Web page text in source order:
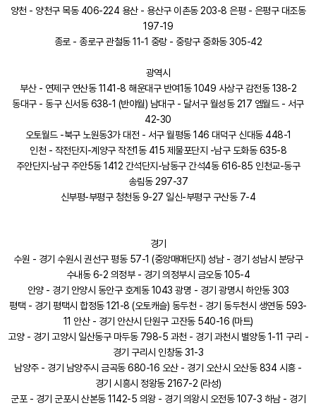
양천 - 양천구 목동 406-224 용산 - 용산구 이촌동 203-8 은평 - 은평구 대조동
197-19
종로 - 종로구 관철동 11-1 중랑 - 중랑구 중화동 305-42
광역시
부산 - 연제구 연산동 1141-8 해운대구 반여1동 1049 사상구 감전동 138-2
동대구 - 동구 신서동 638-1 (반야월) 남대구 - 달서구 월성동 217 엠월드 - 서구
42-30
오토월드 -북구 노원동3가 대전 - 서구 월평동 146 대덕구 신대동 448-1
인천 - 작전단지-계양구 작전1동 415 제물포단지 -남구 도화동 635-8
주안단지-남구 주안5동 1412 간석단지-남동구 간석4동 616-85 인천교-동구
송림동 297-37
신부평-부평구 청천동 9-27 일신-부평구 구산동 7-4
경기
수원 - 경기 수원시 권선구 평동 57-1 (중앙매매단지) 성남 - 경기 성남시 분당구
수내동 6-2 의정부 - 경기 의정부시 금오동 105-4
안양 - 경기 안양시 동안구 호계동 1043 광명 - 경기 광명시 하안동 303
평택 - 경기 평택시 합정동 121-8 (오토캐슬) 동두천 - 경기 동두천시 생연동 593-
11 안산 - 경기 안산시 단원구 고잔동 540-16 (마트)
고양 - 경기 고양시 일산동구 마두동 798-5 과천 - 경기 과천시 별양동 1-11 구리 -
경기 구리시 인창동 31-3
남양주 - 경기 남양주시 금곡동 680-16 오산 - 경기 오산시 오산동 834 시흥 -
경기 시흥시 정왕동 2167-2 (라성)
군포 - 경기 군포시 산본동 1142-5 의왕 - 경기 의왕시 오전동 107-3 하남 - 경기